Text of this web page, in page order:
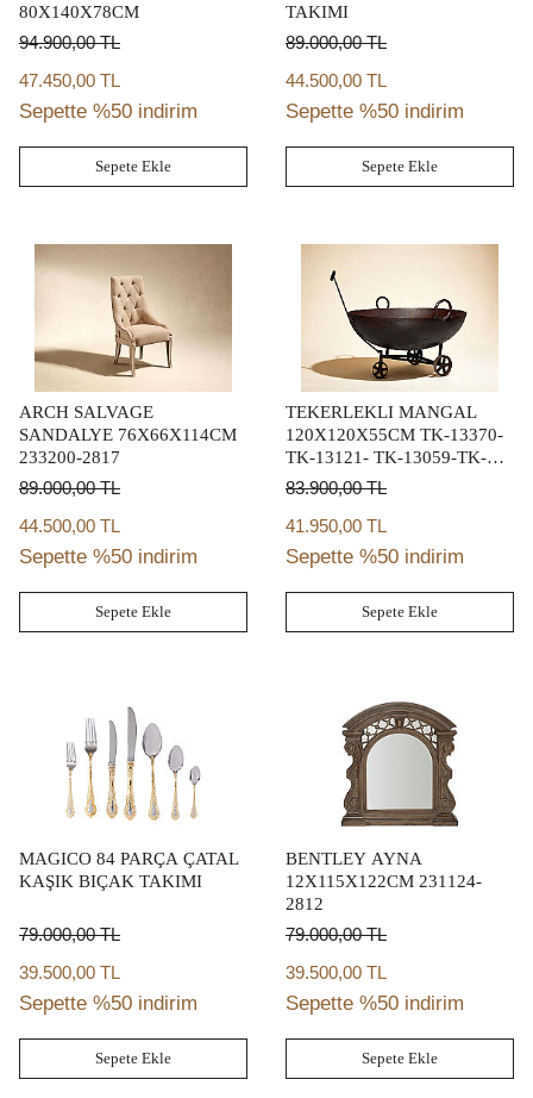
80X140X78CM
94.900,00TL
47.450,00 TL
Sepette %50 indirim
Sepete Ekle
TAKIMI
89.000,00TL
44.500,00 TL
Sepette %50 indirim
Sepete Ekle
ARCH SALVAGE
SANDALYE 76X66X114CM
233200-2817
89.000,00TL
44.500,00 TL
Sepette %50 indirim
Sepete Ekle
TEKERLEKLI MANGAL
120X120X55CM TK-13370-
TK-13121- TK-13059-TK-
012952-7067-RST-6406-
9567-12341-TK-13059-TK-
013310-TK-013370-TK-
013518
83.900,00TL
41.950,00 TL
Sepette %50 indirim
Sepete Ekle
MAGICO 84 PARÇA ÇATAL
KAŞIK BIÇAK TAKIMI
79.000,00TL
39.500,00 TL
Sepette %50 indirim
Sepete Ekle
BENTLEY AYNA
12X115X122CM 231124-
2812
79.000,00TL
39.500,00 TL
Sepette %50 indirim
Sepete Ekle